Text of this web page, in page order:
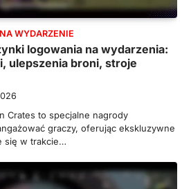
WYDARZENIE
logowania na wydarzenia:
ulepszenia broni, stroje
Crates to specjalne nagrody
graczy, oferując ekskluzywne
się w trakcie…